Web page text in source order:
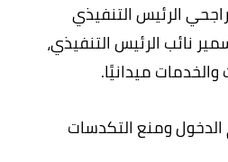
الرئيس التنفيذي
نائب الرئيس التنفيذي،
والخدمات ميدانيًا.
الدخول ومنع التكدسات